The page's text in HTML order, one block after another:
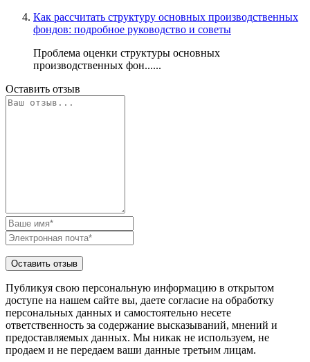
Как рассчитать структуру основных производственных
фондов: подробное руководство и советы
Проблема оценки структуры основных
производственных фон......
Оставить отзыв
Публикуя свою персональную информацию в открытом
доступе на нашем сайте вы, даете согласие на обработку
персональных данных и самостоятельно несете
ответственность за содержание высказываний, мнений и
предоставляемых данных. Мы никак не используем, не
продаем и не передаем ваши данные третьим лицам.